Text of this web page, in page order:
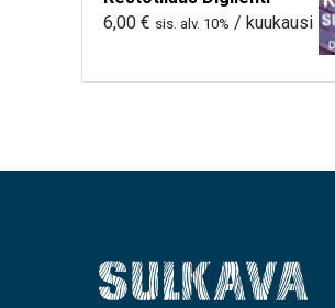
6,00 € sis. alv. 10% / kuukausi